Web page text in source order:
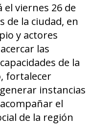
viernes 26 de
de la ciudad, en
y actores
las
de la
fortalecer
instancias
el
de la región